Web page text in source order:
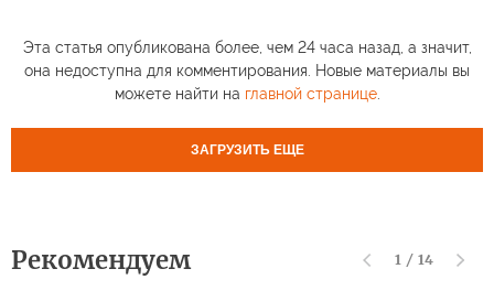
Эта статья опубликована более, чем 24 часа назад, а значит,
она недоступна для комментирования. Новые материалы вы
можете найти на главной странице.
ЗАГРУЗИТЬ ЕЩЕ
Рекомендуем 1 / 14